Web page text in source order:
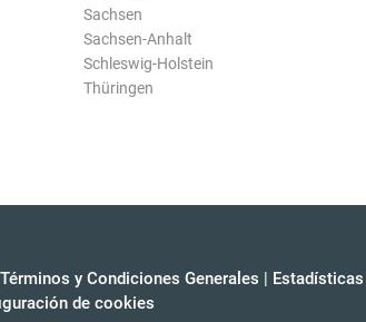
Sachsen
Sachsen-Anhalt
Schleswig-Holstein
Thüringen
Términos y Condiciones Generales | Estadísticas
de cookies